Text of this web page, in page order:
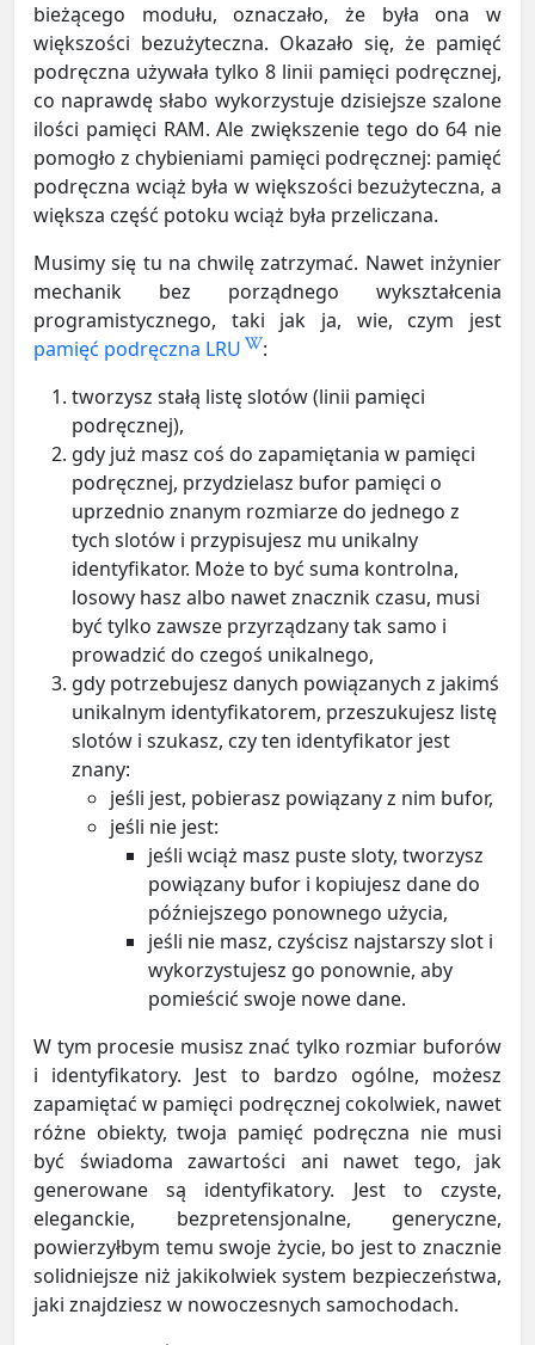
bieżącego modułu, oznaczało, że była ona w
większości bezużyteczna. Okazało się, że pamięć
podręczna używała tylko 8 linii pamięci podręcznej,
co naprawdę słabo wykorzystuje dzisiejsze szalone
ilości pamięci RAM. Ale zwiększenie tego do 64 nie
pomogło z chybieniami pamięci podręcznej: pamięć
podręczna wciąż była w większości bezużyteczna, a
większa część potoku wciąż była przeliczana.
Musimy się tu na chwilę zatrzymać. Nawet inżynier
mechanik bez porządnego wykształcenia
programistycznego, taki jak ja, wie, czym jest
pamięć podręczna LRU
:
tworzysz stałą listę slotów (linii pamięci
podręcznej),
gdy już masz coś do zapamiętania w pamięci
podręcznej, przydzielasz bufor pamięci o
uprzednio znanym rozmiarze do jednego z
tych slotów i przypisujesz mu unikalny
identyfikator. Może to być suma kontrolna,
losowy hasz albo nawet znacznik czasu, musi
być tylko zawsze przyrządzany tak samo i
prowadzić do czegoś unikalnego,
gdy potrzebujesz danych powiązanych z jakimś
unikalnym identyfikatorem, przeszukujesz listę
slotów i szukasz, czy ten identyfikator jest
znany:
jeśli jest, pobierasz powiązany z nim bufor,
jeśli nie jest:
jeśli wciąż masz puste sloty, tworzysz
powiązany bufor i kopiujesz dane do
późniejszego ponownego użycia,
jeśli nie masz, czyścisz najstarszy slot i
wykorzystujesz go ponownie, aby
pomieścić swoje nowe dane.
W tym procesie musisz znać tylko rozmiar buforów
i identyfikatory. Jest to bardzo ogólne, możesz
zapamiętać w pamięci podręcznej cokolwiek, nawet
różne obiekty, twoja pamięć podręczna nie musi
być świadoma zawartości ani nawet tego, jak
generowane są identyfikatory. Jest to czyste,
eleganckie, bezpretensjonalne, generyczne,
powierzyłbym temu swoje życie, bo jest to znacznie
solidniejsze niż jakikolwiek system bezpieczeństwa,
jaki znajdziesz w nowoczesnych samochodach.